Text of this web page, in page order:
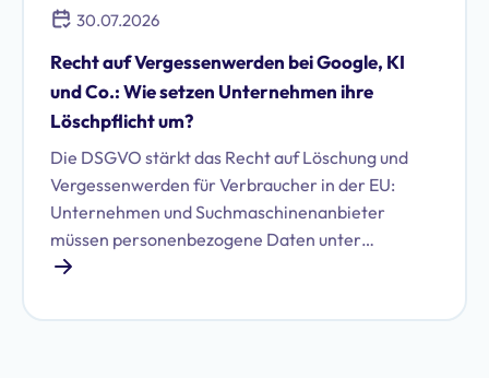
30.07.2026
Recht auf Vergessenwerden bei Google, KI
und Co.: Wie setzen Unternehmen ihre
Löschpflicht um?
Die DSGVO stärkt das Recht auf Löschung und
Vergessenwerden für Verbraucher in der EU:
Unternehmen und Suchmaschinenanbieter
müssen personenbezogene Daten unter
bestimmten Voraussetzungen löschen. Erfahren
nachkommen.